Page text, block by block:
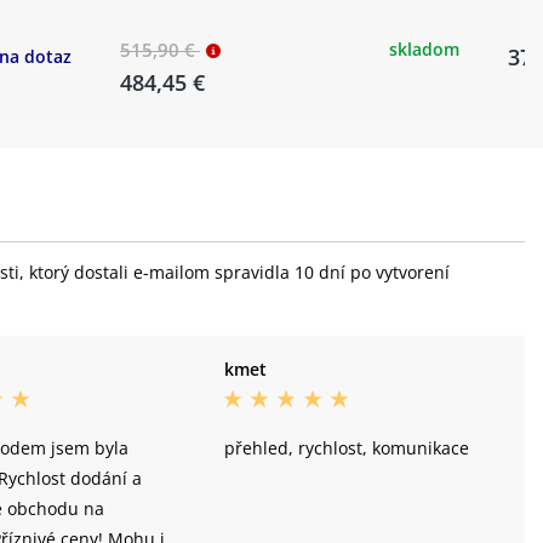
na dotaz 515,90 €
484,45 €
skladom
ktorý dostali e-mailom spravidla 10 dní po vytvorení
jsem byla
dodání a
obchodu na
kmet
přehled, rychlost, komunikace